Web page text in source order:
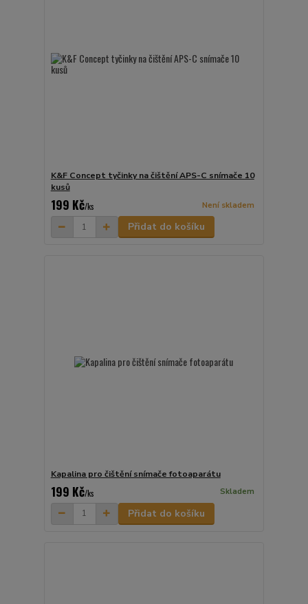
K&F Concept tyčinky na čištění APS-C snímače 10
kusů
199 Kč/ks Není skladem
Přidat do košíku
Kapalina pro čištění snímače fotoaparátu
199 Kč/ks Skladem
Přidat do košíku